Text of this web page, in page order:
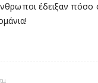
έδειξαν πόσο